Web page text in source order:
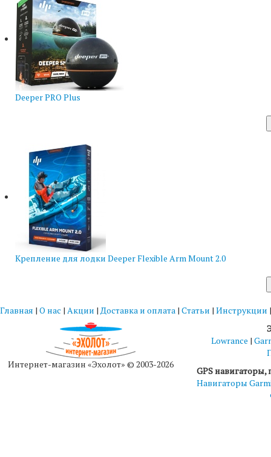
Deeper PRO Plus
Крепление для лодки Deeper Flexible Arm Mount 2.0
Главная | О нас | Акции |Доставка и оплата | Статьи | Инструкции
Интернет-магазин «Эхолот» © 2003-2026
Lowrance |
GPS
Навигаторы